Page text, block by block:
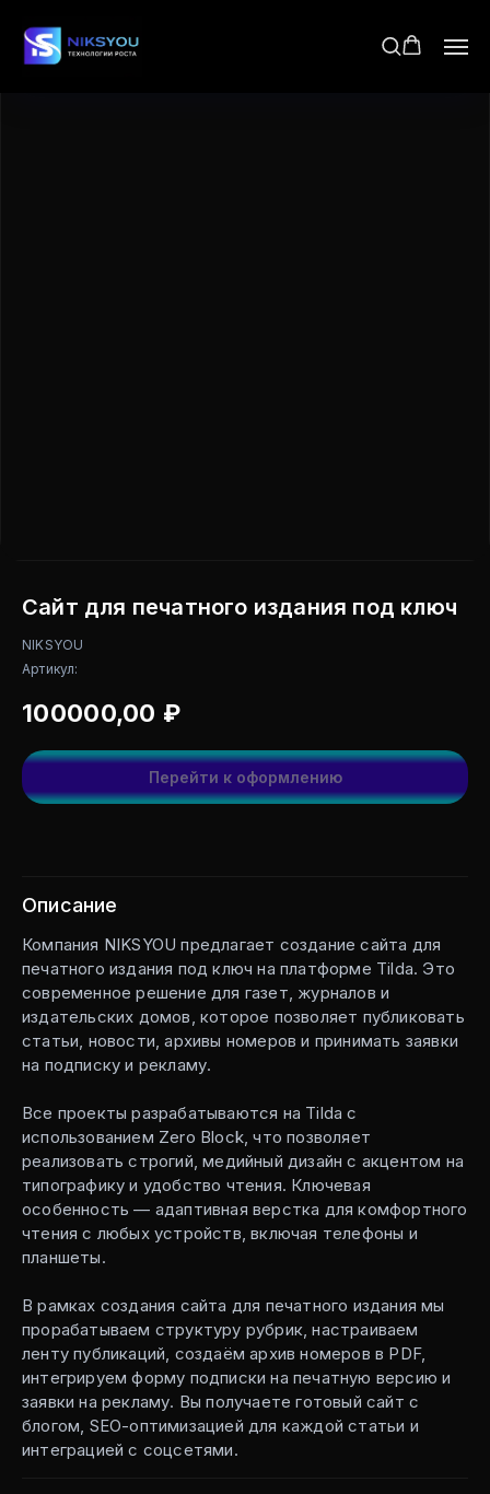
Сайт для печатного издания под ключ
NIKSYOU
Артикул:
100000,00 ₽
Перейти к оформлению
Описание
Компания NIKSYOU предлагает создание сайта для
печатного издания под ключ на платформе Tilda. Это
современное решение для газет, журналов и
издательских домов, которое позволяет публиковать
статьи, новости, архивы номеров и принимать заявки
на подписку и рекламу.
Все проекты разрабатываются на Tilda с
использованием Zero Block, что позволяет
реализовать строгий, медийный дизайн с акцентом на
типографику и удобство чтения. Ключевая
особенность — адаптивная верстка для комфортного
чтения с любых устройств, включая телефоны и
планшеты.
В рамках создания сайта для печатного издания мы
прорабатываем структуру рубрик, настраиваем
ленту публикаций, создаём архив номеров в PDF,
интегрируем форму подписки на печатную версию и
заявки на рекламу. Вы получаете готовый сайт с
блогом, SEO-оптимизацией для каждой статьи и
интеграцией с соцсетями.